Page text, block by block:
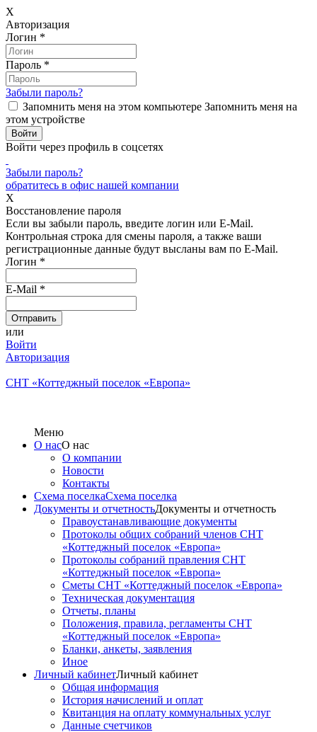
X
Авторизация
Логин *
Пароль *
Забыли пароль?
Запомнить меня на этом компьютере Запомнить меня на
этом устройстве
Войти через профиль в соцсетях
Забыли пароль?
обратитесь в офис нашей компании
X
Восстановление пароля
Если вы забыли пароль, введите логин или E-Mail.
Контрольная строка для смены пароля, а также ваши
регистрационные данные будут высланы вам по E-Mail.
Логин *
E-Mail *
или
Войти
Авторизация
СНТ «Коттеджный поселок «Европа»
Меню
О насО нас
О компании
Новости
Контакты
Схема поселкаСхема поселка
Документы и отчетностьДокументы и отчетность
Правоустанавливающие документы
Протоколы общих собраний членов СНТ
«Коттеджный поселок «Европа»
Протоколы собраний правления СНТ
«Коттеджный поселок «Европа»
Сметы СНТ «Коттеджный поселок «Европа»
Техническая документация
Отчеты, планы
Положения, правила, регламенты СНТ
«Коттеджный поселок «Европа»
Бланки, анкеты, заявления
Иное
Личный кабинетЛичный кабинет
Общая информация
История начислений и оплат
Квитанция на оплату коммунальных услуг
Данные счетчиков